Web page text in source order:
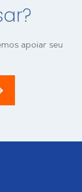
apoiar seu